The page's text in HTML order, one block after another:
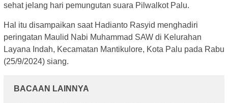
sehat jelang hari pemungutan suara Pilwalkot Palu.
Hal itu disampaikan saat Hadianto Rasyid menghadiri
peringatan Maulid Nabi Muhammad SAW di Kelurahan
Layana Indah, Kecamatan Mantikulore, Kota Palu pada Rabu
(25/9/2024) siang.
BACAAN LAINNYA